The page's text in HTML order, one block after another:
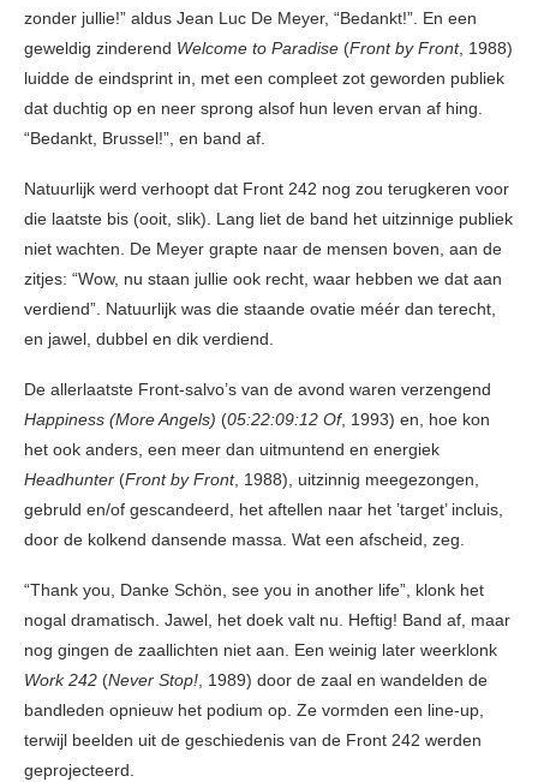
zonder jullie!” aldus Jean Luc De Meyer, “Bedankt!”. En een
geweldig zinderend Welcome to Paradise (Front by Front, 1988)
luidde de eindsprint in, met een compleet zot geworden publiek
dat duchtig op en neer sprong alsof hun leven ervan af hing.
“Bedankt, Brussel!”, en band af.
Natuurlijk werd verhoopt dat Front 242 nog zou terugkeren voor
die laatste bis (ooit, slik). Lang liet de band het uitzinnige publiek
niet wachten. De Meyer grapte naar de mensen boven, aan de
zitjes: “Wow, nu staan jullie ook recht, waar hebben we dat aan
verdiend”. Natuurlijk was die staande ovatie méér dan terecht,
en jawel, dubbel en dik verdiend.
De allerlaatste Front-salvo’s van de avond waren verzengend
Happiness (More Angels) (05:22:09:12 Of, 1993) en, hoe kon
het ook anders, een meer dan uitmuntend en energiek
Headhunter (Front by Front, 1988), uitzinnig meegezongen,
gebruld en/of gescandeerd, het aftellen naar het ’target’ incluis,
door de kolkend dansende massa. Wat een afscheid, zeg.
“Thank you, Danke Schön, see you in another life”, klonk het
nogal dramatisch. Jawel, het doek valt nu. Heftig! Band af, maar
nog gingen de zaallichten niet aan. Een weinig later weerklonk
Work 242 (Never Stop!, 1989) door de zaal en wandelden de
bandleden opnieuw het podium op. Ze vormden een line-up,
terwijl beelden uit de geschiedenis van de Front 242 werden
geprojecteerd.